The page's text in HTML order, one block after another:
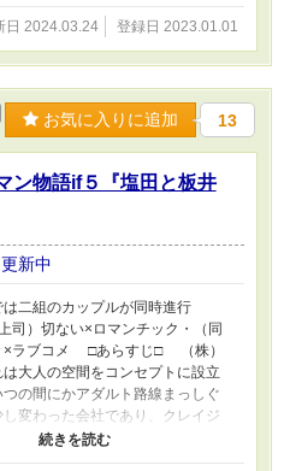
日 2024.03.24 登録日 2023.01.01
お気に入りに追加 13
ン物語if５『塩田と板井
新中
二組のカップルが同時進行
司）切ない×ロマンチック・（同
×ラブコメ □あらすじ□ （株）
大人の空間をコンセプトに設立
の間にかアダルト路線まっしぐ
し変わった会社であり、クレイジ
がわんさかいると有名な会社でも
に設立された悪質クレイマー専